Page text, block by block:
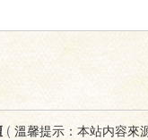
( 溫馨提示：本站内容來